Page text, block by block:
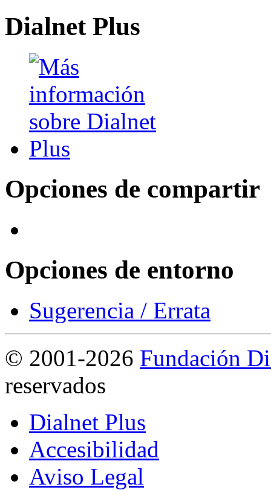
Dialnet Plus
Opciones de compartir
Opciones de entorno
Sugerencia / Errata
© 2001-2026 Fundación
reservados
Dialnet Plus
Accesibilidad
Aviso Legal